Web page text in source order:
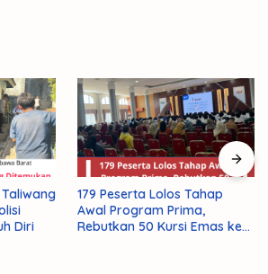
Diri
179 Peserta Lolos Tahap
Awal Program Prima,
Rebutkan 50 Kursi Emas ke